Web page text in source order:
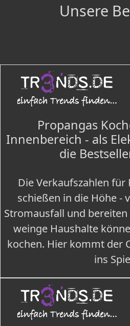
Unsere
Propangas
Innenbereich - als
die
Die Verkaufszahlen
schießen in die Höhe -
Stromausfall und bereiten
weinge Haushalte
kochen. Hier kommt der
ins